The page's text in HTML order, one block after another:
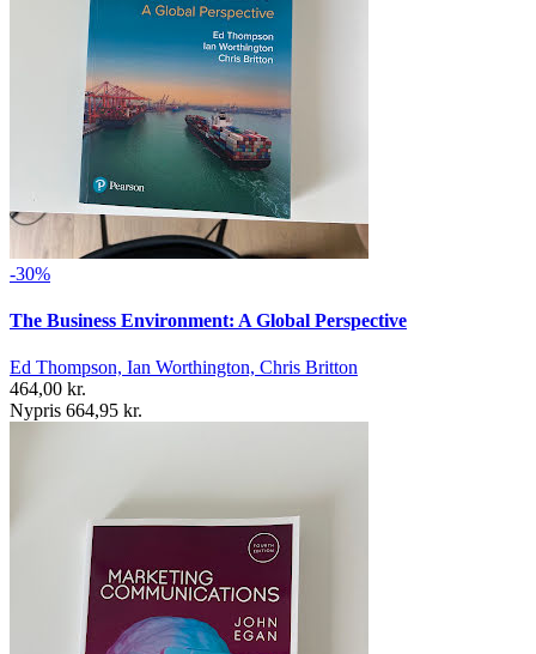
-30%
The Business Environment: A Global Perspective
Ed Thompson, Ian Worthington, Chris Britton
464,00 kr.
Nypris 664,95 kr.